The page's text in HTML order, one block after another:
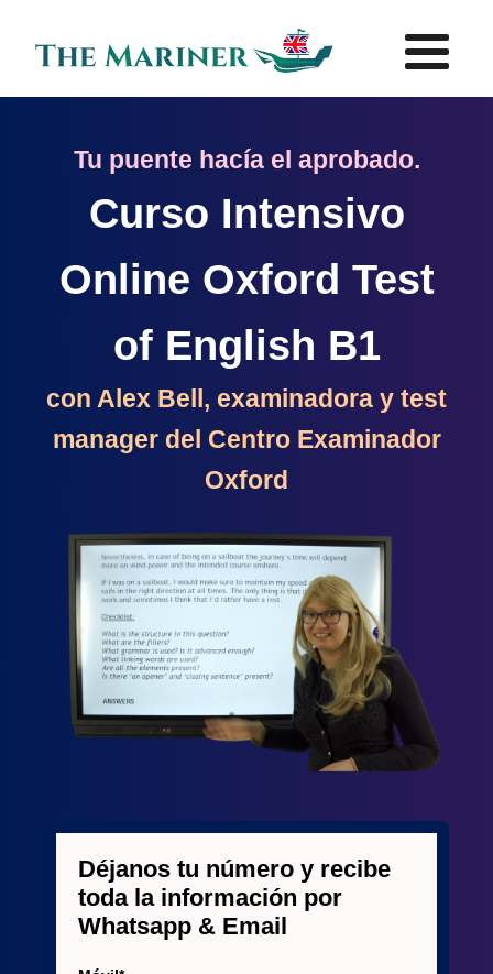
Tu puente hacía el aprobado.
Curso Intensivo
Online Oxford Test
of English B1
con Alex Bell, examinadora y test
manager del Centro Examinador
Oxford
Déjanos tu número y recibe
toda la información por
Whatsapp & Email